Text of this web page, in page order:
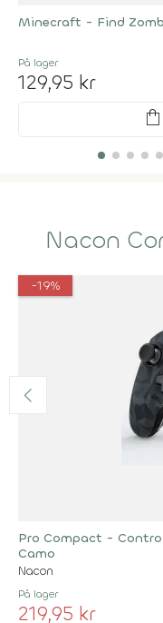
Minecraft - Find
På lager
129,95 kr
shopping_bag
Nacon
-19%
Pro Compact -
Camo
Nacon
På lager
219,95 kr